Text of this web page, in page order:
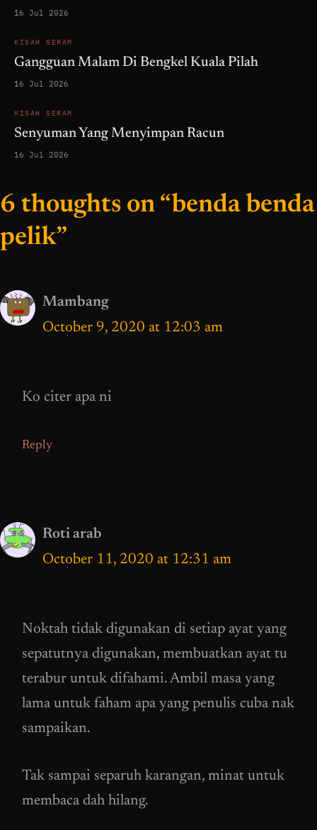
16 Jul 2026
KISAH SERAM
Gangguan Malam Di Bengkel Kuala Pilah
16 Jul 2026
KISAH SERAM
Senyuman Yang Menyimpan Racun
16 Jul 2026
6 thoughts on “benda benda
pelik”
Mambang
October 9, 2020 at 12:03 am
Ko citer apa ni
Reply
Roti arab
October 11, 2020 at 12:31 am
Noktah tidak digunakan di setiap ayat yang
sepatutnya digunakan, membuatkan ayat tu
terabur untuk difahami. Ambil masa yang
lama untuk faham apa yang penulis cuba nak
sampaikan.
Tak sampai separuh karangan, minat untuk
membaca dah hilang.